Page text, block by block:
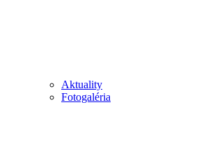
Aktuality
Fotogaléria